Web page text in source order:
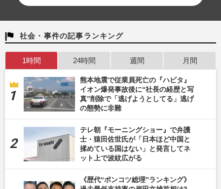
社会・事件の記事ランキング
1時間 24時間 週間 月間
熊本地震で従業員死亡の『ハビタ』
イオン爆発事故後に“社長の経歴と写
真”削除で「逃げようとしてる」逃げ
の態勢に非難
テレ朝『モーニングショー』で弁護
士・猿田佐世氏が「日本ほど中国と
揉めている国はない」と発言してネ
ット上で波紋広がる
《歴代“ポンコツ総理”ランキング》